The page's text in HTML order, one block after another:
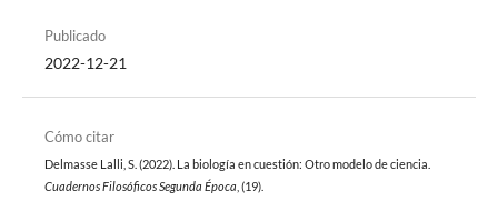
Publicado
2022-12-21
Cómo citar
Delmasse Lalli, S. (2022). La biología en cuestión: Otro modelo de ciencia.
Cuadernos Filosóficos Segunda Época , (19).